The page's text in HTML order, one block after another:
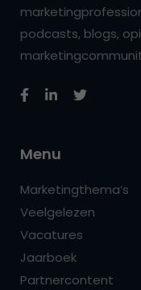
podcasts, blogs,
Menu
Marketingthema’s
Veelgelezen
Vacatures
Jaarboek
Partnercontent